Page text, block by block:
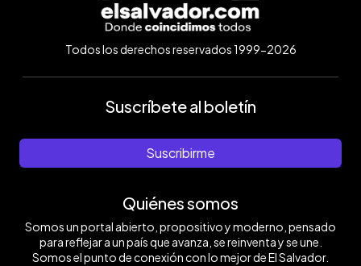
Todos los derechos reservados 1999-2026
Suscríbete al boletín
Suscribirme
Quiénes somos
Somos un portal abierto, propositivo y moderno, pensado
para reflejar a un país que avanza, se reinventa y se une.
Somos el punto de conexión con lo mejor de El Salvador.